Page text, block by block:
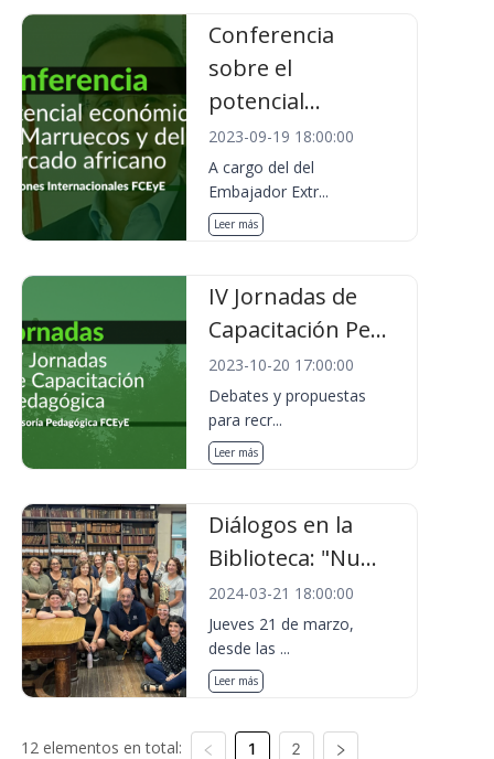
Conferencia
sobre el
potencial...
2023-09-19 18:00:00
A cargo del del
Embajador Extr...
Leer más
IV Jornadas de
Capacitación Pe...
2023-10-20 17:00:00
Debates y propuestas
para recr...
Leer más
Diálogos en la
Biblioteca: "Nu...
2024-03-21 18:00:00
Jueves 21 de marzo,
desde las ...
Leer más
12 elementos en total: 1 2